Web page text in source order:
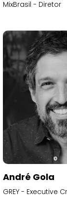
MixBrasil - Diretor
André Gola
GREY - Executive